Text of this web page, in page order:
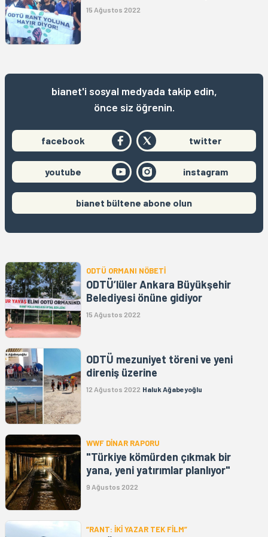
15 Ağustos 2022
bianet'i sosyal medyada takip edin,
önce siz öğrenin.
facebook twitter
youtube instagram
bianet bültene abone olun
ODTÜ ORMANI NÖBETİ
ODTÜ’lüler Ankara Büyükşehir
Belediyesi önüne gidiyor
15 Ağustos 2022
ODTÜ mezuniyet töreni ve yeni
direniş üzerine
12 Ağustos 2022 Haluk Ağabeyoğlu
WWF DİNAR RAPORU
"Türkiye kömürden çıkmak bir
yana, yeni yatırımlar planlıyor"
9 Ağustos 2022
“RANT: İKİ YAZAR TEK FİLM”